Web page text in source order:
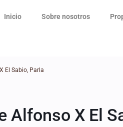
Inicio Sobre nosotros
El Sabio, Parla
Alfonso X El